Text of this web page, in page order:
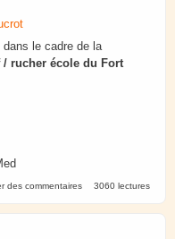
le cadre de la
rucher école du Fort
pratiques au rucher école à
des commentaires 3060 lectures